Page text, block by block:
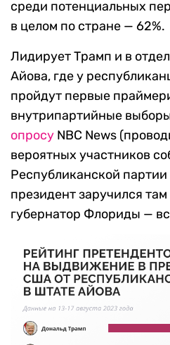
среди потенциальных
в целом по стране — 62%.
Лидирует Трамп и в
Айова, где у
пройдут первые
внутрипартийные
опросу NBC News
вероятных участников
Республиканской
президент заручился
губернатор Флориды —